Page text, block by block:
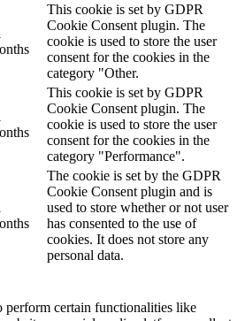
This cookie is set by GDPR
Cookie Consent plugin. The
cookie is used to store the user
consent for the cookies in the
category "Other.
This cookie is set by GDPR
Cookie Consent plugin. The
cookie is used to store the user
consent for the cookies in the
category "Performance".
The cookie is set by the GDPR
Cookie Consent plugin and is
used to store whether or not user
has consented to the use of
cookies. It does not store any
personal data.
perform certain functionalities like